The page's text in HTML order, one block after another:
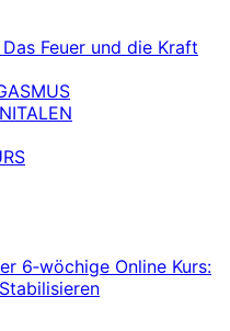
Feuer und die Kraft
6‑wöchige Online Kurs: